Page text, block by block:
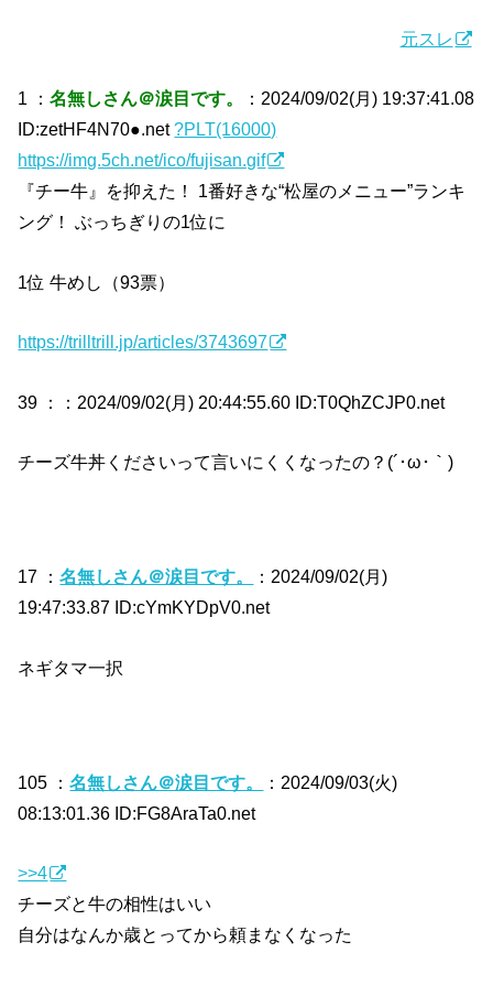
元スレ
1 ：名無しさん＠涙目です。
：2024/09/02(月) 19:37:41.08
ID:zetHF4N70●.net?PLT(16000)
https://img.5ch.net/ico/fujisan.gif
『チー牛』を抑えた！ 1番好きな“松屋のメニュー”ランキ
ング！ ぶっちぎりの1位に
1位 牛めし（93票）
https://trilltrill.jp/articles/3743697
39 ： ：2024/09/02(月) 20:44:55.60 ID:T0QhZCJP0.net
チーズ牛丼くださいって言いにくくなったの？(´･ω･｀)
17 ：名無しさん＠涙目です。
：2024/09/02(月)
19:47:33.87 ID:cYmKYDpV0.net
ネギタマ一択
105 ：名無しさん＠涙目です。
：2024/09/03(火)
08:13:01.36 ID:FG8AraTa0.net
>>4
チーズと牛の相性はいい
自分はなんか歳とってから頼まなくなった